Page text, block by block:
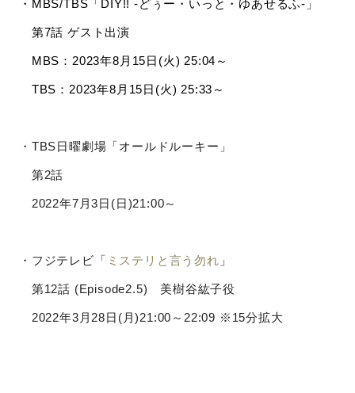
・MBS/TBS「 DIY!! -どぅー・いっと・ゆあせるふ- 」
第7話 ゲスト出演
MBS：2023年8月15日(火) 25:04～
TBS：2023年8月15日(火) 25:33～
・TBS日曜劇場「オールドルーキー」
第2話
2022年7月3日(日)21:00～
・フジテレビ「 ミステリと言う勿れ 」
第12話 (Episode2.5) 美樹谷紘子役
2022年3月28日(月)21:00～22:09 ※15分拡大